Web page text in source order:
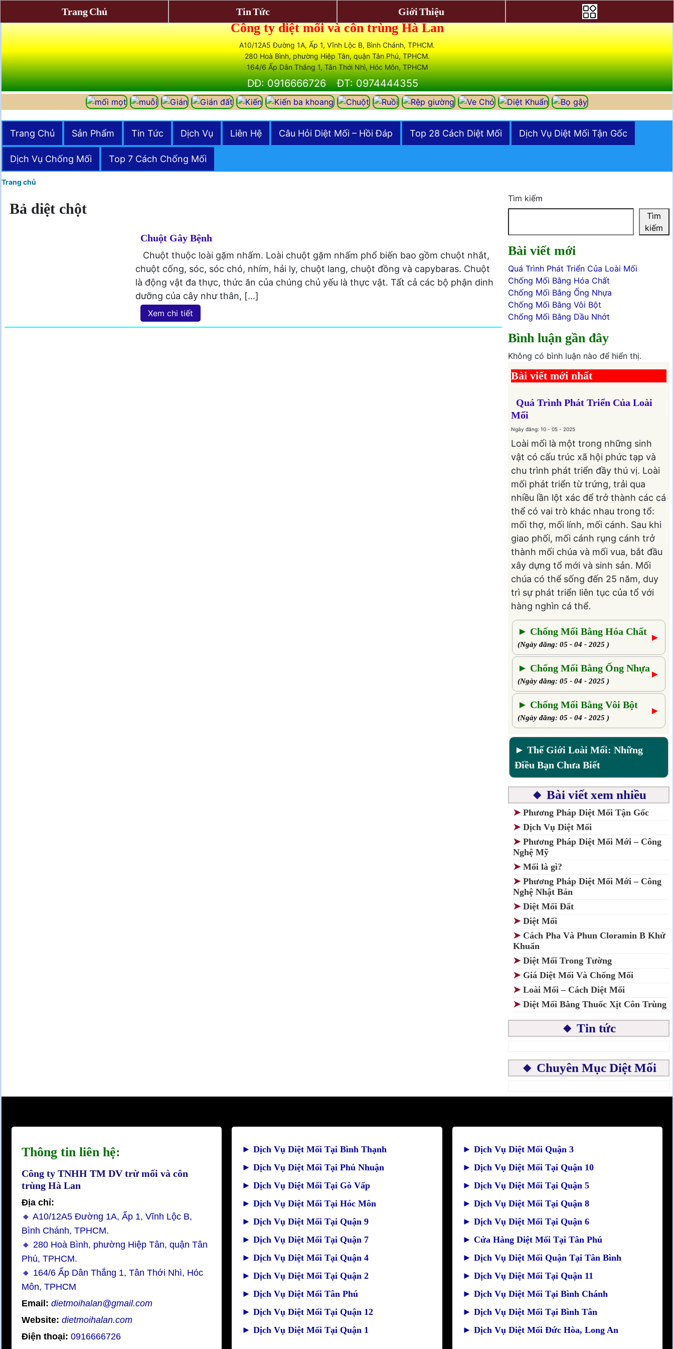
Công ty diệt mối và côn trùng Hà Lan
A10/12A5 Đường 1A, Ấp 1, Vĩnh Lộc B, Bình Chánh, TPHCM.
280 Hoà Bình, phường Hiệp Tân, quận Tân Phú, TPHCM.
164/6 Ấp Dân Thắng 1, Tân Thới Nhì, Hóc Môn, TPHCM
DĐ: 0916666726 ĐT: 0974444355
Trang Chủ Sản Phẩm Tin Tức Dịch Vụ Liên Hệ Câu Hỏi Diệt Mối – Hồi Đáp Top 28 Cách Diệt Mối Dịch Vụ Diệt Mối Tận Gốc
Dịch Vụ Chống Mối Top 7 Cách Chống Mối
Trang chủ
Bả diệt chột
Chuột Gây Bệnh
Chuột thuộc loài gặm nhấm. Loài chuột gặm nhấm phổ biến bao gồm chuột nhắt,
chuột cống, sóc, sóc chó, nhím, hải ly, chuột lang, chuột đồng và capybaras. Chuột
là động vật đa thực, thức ăn của chúng chủ yếu là thực vật. Tất cả các bộ phận dinh
dưỡng của cây như thân, […]
Xem chi tiết
Tìm kiếm
Tìm
kiếm
Bài viết mới
Quá Trình Phát Triển Của Loài Mối
Chống Mối Bằng Hóa Chất
Chống Mối Bằng Ống Nhựa
Chống Mối Bằng Vôi Bột
Chống Mối Bằng Dầu Nhớt
Bình luận gần đây
Không có bình luận nào để hiển thị.
Bài viết mới nhất
Quá Trình Phát Triển Của Loài
Mối
Ngày đăng: 10 - 05 - 2025
Loài mối là một trong những sinh
vật có cấu trúc xã hội phức tạp và
chu trình phát triển đầy thú vị. Loài
mối phát triển từ trứng, trải qua
nhiều lần lột xác để trở thành các cá
thể có vai trò khác nhau trong tổ:
mối thợ, mối lính, mối cánh. Sau khi
giao phối, mối cánh rụng cánh trở
thành mối chúa và mối vua, bắt đầu
xây dựng tổ mới và sinh sản. Mối
chúa có thể sống đến 25 năm, duy
trì sự phát triển liên tục của tổ với
hàng nghìn cá thể.
► Chống Mối Bằng Hóa Chất
(Ngày đăng: 05 - 04 - 2025 )
►
► Chống Mối Bằng Ống Nhựa
(Ngày đăng: 05 - 04 - 2025 )
►
► Chống Mối Bằng Vôi Bột
(Ngày đăng: 05 - 04 - 2025 )
►
► Thế Giới Loài Mối: Những
Điều Bạn Chưa Biết
🔸 Bài viết xem nhiều
➤ Phương Pháp Diệt Mối Tận Gốc
➤ Dịch Vụ Diệt Mối
➤ Phương Pháp Diệt Mối Mới – Công
Nghệ Mỹ
➤ Mối là gì?
➤ Phương Pháp Diệt Mối Mới – Công
Nghệ Nhật Bản
➤ Diệt Mối Đất
➤ Diệt Mối
➤ Cách Pha Và Phun Cloramin B Khử
Khuẩn
➤ Diệt Mối Trong Tường
➤ Giá Diệt Mối Và Chống Mối
➤ Loài Mối – Cách Diệt Mối
➤ Diệt Mối Bằng Thuốc Xịt Côn Trùng
🔸 Tin tức
🔸 Chuyên Mục Diệt Mối
Thông tin liên hệ:
Công ty TNHH TM DV trừ mối và côn
trùng Hà Lan
Địa chỉ:
🔸 A10/12A5 Đường 1A, Ấp 1, Vĩnh Lộc B,
Bình Chánh, TPHCM.
🔸 280 Hoà Bình, phường Hiệp Tân, quận Tân
Phú, TPHCM.
🔸 164/6 Ấp Dân Thắng 1, Tân Thới Nhì, Hóc
Môn, TPHCM
Email: dietmoihalan@gmail.com
Website: dietmoihalan.com
Điện thoại: 0916666726
►Dịch Vụ Diệt Mối Tại Bình Thạnh
►Dịch Vụ Diệt Mối Tại Phú Nhuận
►Dịch Vụ Diệt Mối Tại Gò Vấp
►Dịch Vụ Diệt Mối Tại Hóc Môn
►Dịch Vụ Diệt Mối Tại Quận 9
►Dịch Vụ Diệt Mối Tại Quận 7
►Dịch Vụ Diệt Mối Tại Quận 4
►Dịch Vụ Diệt Mối Tại Quận 2
►Dịch Vụ Diệt Mối Tân Phú
►Dịch Vụ Diệt Mối Tại Quận 12
►Dịch Vụ Diệt Mối Tại Quận 1
► Dịch Vụ Diệt Mối Quận 3
► Dịch Vụ Diệt Mối Tại Quận 10
► Dịch Vụ Diệt Mối Tại Quận 5
► Dịch Vụ Diệt Mối Tại Quận 8
► Dịch Vụ Diệt Mối Tại Quận 6
► Cửa Hàng Diệt Mối Tại Tân Phú
► Dịch Vụ Diệt Mối Quận Tại Tân Bình
► Dịch Vụ Diệt Mối Tại Quận 11
► Dịch Vụ Diệt Mối Tại Bình Chánh
► Dịch Vụ Diệt Mối Tại Bình Tân
► Dịch Vụ Diệt Mối Đức Hòa, Long An
Trang Chủ Tin Tức Giới Thiệu